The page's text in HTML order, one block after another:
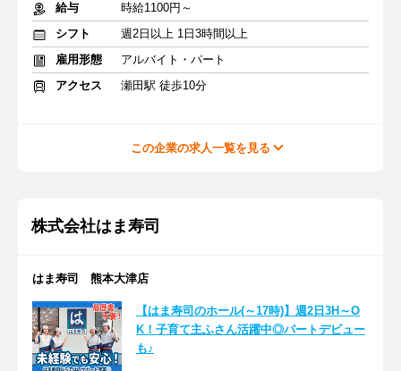
給与
時給1100円～
シフト
週2日以上 1日3時間以上
雇用形態
アルバイト・パート
アクセス
瀬田駅 徒歩10分
この企業の求人一覧を見る
株式会社はま寿司
はま寿司 熊本大津店
【はま寿司のホール(～17時)】週2日3H～O
K！子育て主ふさん活躍中◎パートデビュー
も♪